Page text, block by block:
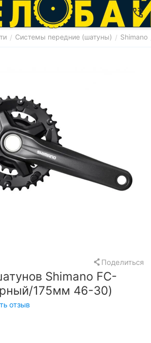
/ Системы передние (шатуны) / Shimano
Поделиться
Shimano FC-
175мм 46-30)
отзыв